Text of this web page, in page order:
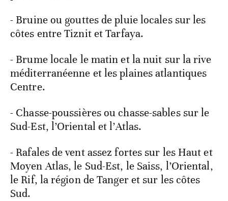
- Bruine ou gouttes de pluie locales sur les
côtes entre Tiznit et Tarfaya.
- Brume locale le matin et la nuit sur la rive
méditerranéenne et les plaines atlantiques
Centre.
- Chasse-poussières ou chasse-sables sur le
Sud-Est, l’Oriental et l’Atlas.
- Rafales de vent assez fortes sur les Haut et
Moyen Atlas, le Sud-Est, le Saiss, l’Oriental,
le Rif, la région de Tanger et sur les côtes
Sud.